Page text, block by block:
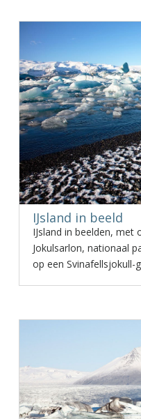
IJsland in beeld
IJsland in beelden,
Jokulsarlon, nationaal
op een Svinafellsjokull-